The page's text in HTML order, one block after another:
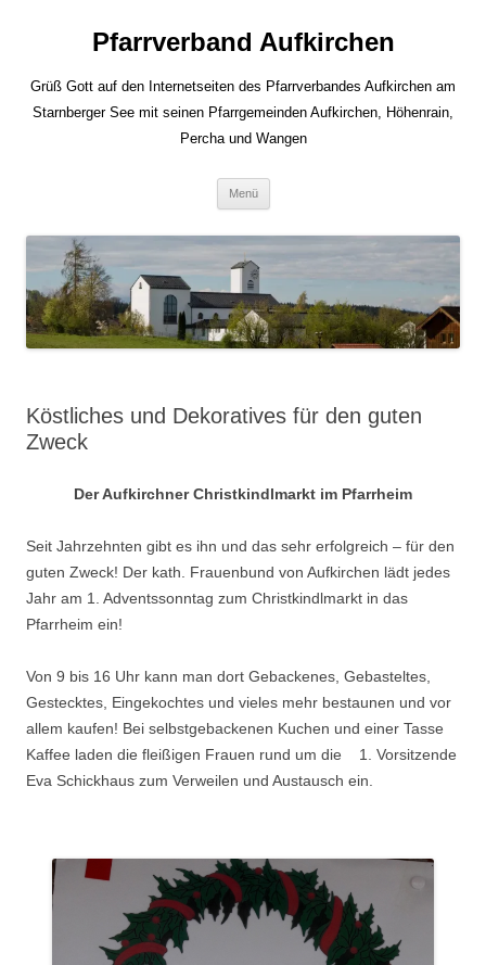
Pfarrverband Aufkirchen
Grüß Gott auf den Internetseiten des Pfarrverbandes Aufkirchen am
Starnberger See mit seinen Pfarrgemeinden Aufkirchen, Höhenrain,
Percha und Wangen
Menü
Köstliches und Dekoratives für den guten
Zweck
Der Aufkirchner Christkindlmarkt im Pfarrheim
Seit Jahrzehnten gibt es ihn und das sehr erfolgreich – für den
guten Zweck! Der kath. Frauenbund von Aufkirchen lädt jedes
Jahr am 1. Adventssonntag zum Christkindlmarkt in das
Pfarrheim ein!
Von 9 bis 16 Uhr kann man dort Gebackenes, Gebasteltes,
Gestecktes, Eingekochtes und vieles mehr bestaunen und vor
allem kaufen! Bei selbstgebackenen Kuchen und einer Tasse
Kaffee laden die fleißigen Frauen rund um die 1. Vorsitzende
Eva Schickhaus zum Verweilen und Austausch ein.